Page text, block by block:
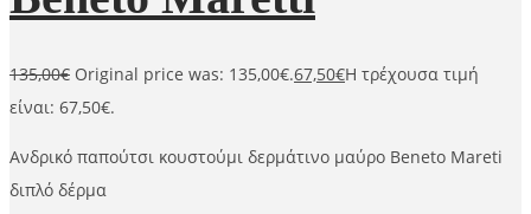
135,00€ Original price was: 135,00€.67,50€Η τρέχουσα τιμή
είναι: 67,50€.
Ανδρικό παπούτσι κουστούμι δερμάτινο μαύρο Beneto Mareti
διπλό δέρμα